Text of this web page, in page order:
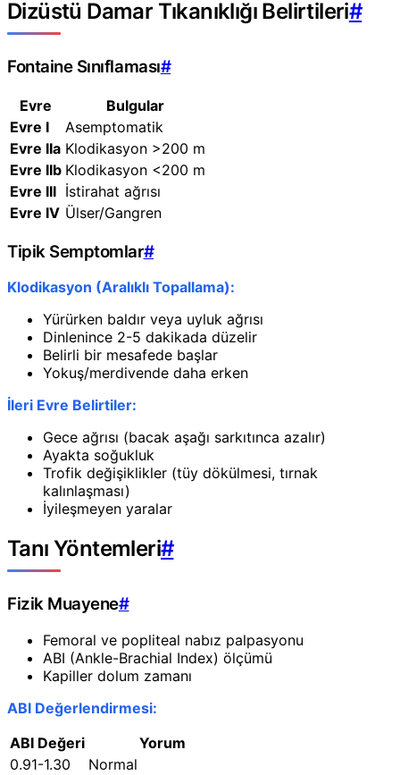
Dizüstü Damar Tıkanıklığı Belirtileri#
Fontaine Sınıflaması#
Evre
Bulgular
Evre I
Asemptomatik
Evre IIa Klodikasyon >200 m
Evre IIb Klodikasyon <200 m
Evre III İstirahat ağrısı
Evre IV Ülser/Gangren
Tipik Semptomlar#
Klodikasyon (Aralıklı Topallama):
Yürürken baldır veya uyluk ağrısı
Dinlenince 2-5 dakikada düzelir
Belirli bir mesafede başlar
Yokuş/merdivende daha erken
İleri Evre Belirtiler:
Gece ağrısı (bacak aşağı sarkıtınca azalır)
Ayakta soğukluk
Trofik değişiklikler (tüy dökülmesi, tırnak
kalınlaşması)
İyileşmeyen yaralar
Tanı Yöntemleri#
Fizik Muayene#
Femoral ve popliteal nabız palpasyonu
ABI (Ankle-Brachial Index) ölçümü
Kapiller dolum zamanı
ABI Değerlendirmesi:
ABI Değeri
Yorum
0.91-1.30
Normal